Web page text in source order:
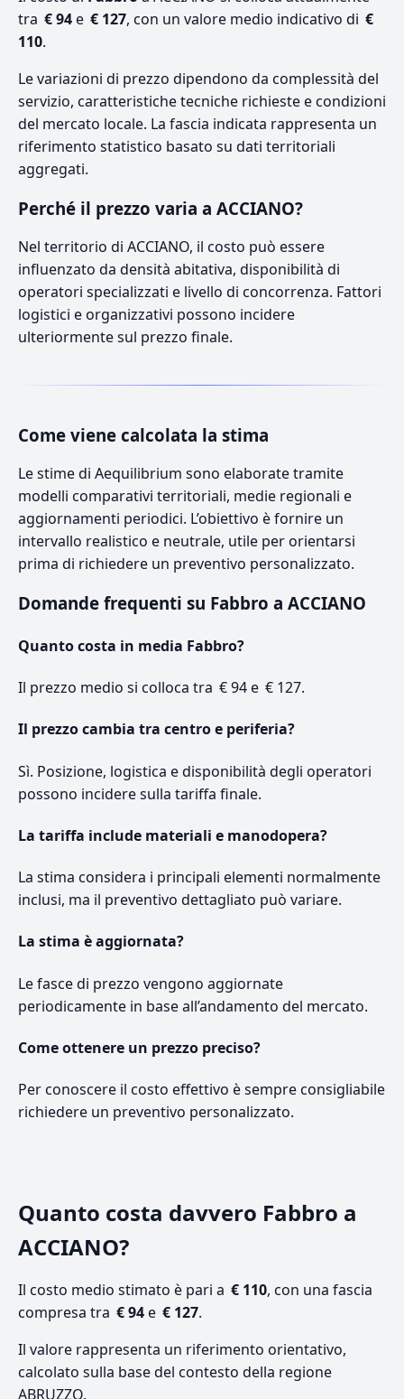
tra € 94e € 127, con un valore medio indicativo di €
110.
Le variazioni di prezzo dipendono da complessità del
servizio, caratteristiche tecniche richieste e condizioni
del mercato locale. La fascia indicata rappresenta un
riferimento statistico basato su dati territoriali
aggregati.
Perché il prezzo varia a ACCIANO?
Nel territorio di ACCIANO, il costo può essere
influenzato da densità abitativa, disponibilità di
operatori specializzati e livello di concorrenza. Fattori
logistici e organizzativi possono incidere
ulteriormente sul prezzo finale.
Come viene calcolata la stima
Le stime di Aequilibrium sono elaborate tramite
modelli comparativi territoriali, medie regionali e
aggiornamenti periodici. L’obiettivo è fornire un
intervallo realistico e neutrale, utile per orientarsi
prima di richiedere un preventivo personalizzato.
Domande frequenti su Fabbro a ACCIANO
Quanto costa in media Fabbro?
Il prezzo medio si colloca tra € 94 e € 127.
Il prezzo cambia tra centro e periferia?
Sì. Posizione, logistica e disponibilità degli operatori
possono incidere sulla tariffa finale.
La tariffa include materiali e manodopera?
La stima considera i principali elementi normalmente
inclusi, ma il preventivo dettagliato può variare.
La stima è aggiornata?
Le fasce di prezzo vengono aggiornate
periodicamente in base all’andamento del mercato.
Come ottenere un prezzo preciso?
Per conoscere il costo effettivo è sempre consigliabile
richiedere un preventivo personalizzato.
Quanto costa davvero Fabbro a
ACCIANO?
Il costo medio stimato è pari a € 110, con una fascia
compresa tra € 94e € 127.
Il valore rappresenta un riferimento orientativo,
calcolato sulla base del contesto della regione
ABRUZZO.